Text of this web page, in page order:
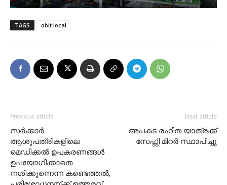
TAGS obit local
Previous article
സർക്കാർ
ആശുപത്രികളിലെ
മെഡിക്കൽ ഉപകരണങ്ങൾ
ഉപയോഗിക്കാതെ
നശിക്കുന്നെന്ന കണ്ടെത്തൽ,
Next article
അപകട രഹിത യാത്രക്ക്
സേഫ്റ്റി മിറർ സ്ഥാപിച്ചു